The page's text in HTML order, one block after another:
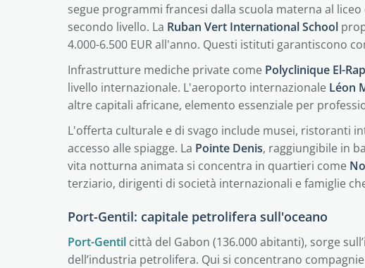
segue programmi francesi dalla scuola materna al liceo
secondo livello. La Ruban Vert International School
4.000-6.500 EUR all'anno. Questi istituti garantiscono
Infrastrutture mediche private come Polyclinique El-
livello internazionale. L'aeroporto internazionale Léon
altre capitali africane, elemento essenziale per
L'offerta culturale e di svago include musei, ristoranti
accesso alle spiagge. La Pointe Denis, raggiungibile in
vita notturna animata si concentra in quartieri come
terziario, dirigenti di società internazionali e famiglie
Port-Gentil: capitale petrolifera sull'oceano
Port-Gentil città del Gabon (136.000 abitanti), sorge
dell’industria petrolifera. Qui si concentrano